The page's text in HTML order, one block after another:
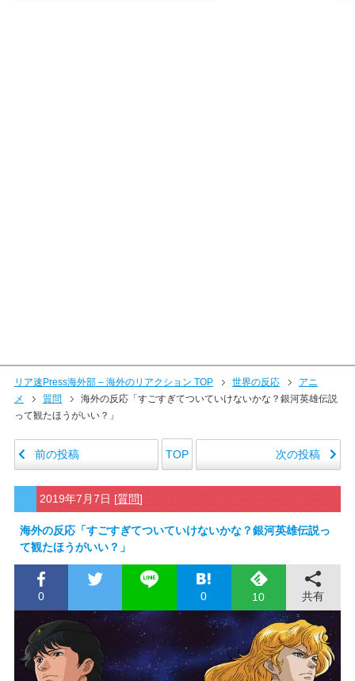
リア速Press海外部 – 海外のリアクション TOP 世界の反応
アニ
メ
質問
海外の反応「すごすぎてついていけないかな？銀河英雄伝説
って観たほうがいい？」
前の投稿 TOP 次の投稿
2019年7月7日 [質問]
海外の反応「すごすぎてついていけないかな？銀河英雄伝説っ
て観たほうがいい？」
0 0 10 共有